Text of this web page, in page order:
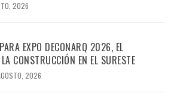
2026
EXPO DECONARQ 2026, EL
CONSTRUCCIÓN EN EL SURESTE
2026